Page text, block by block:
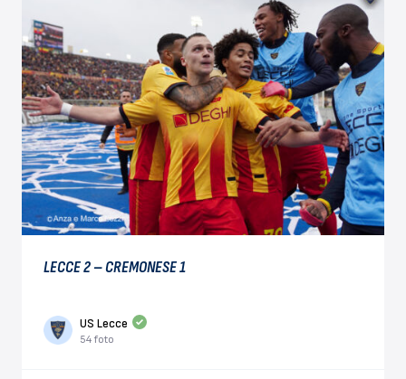
LECCE 2 – CREMONESE 1
US Lecce
54 foto